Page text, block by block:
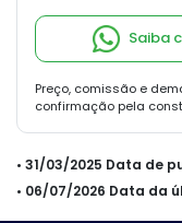
Saiba
Preço, comissão e
confirmação pela
• 31/03/2025 Data de
• 06/07/2026 Data da